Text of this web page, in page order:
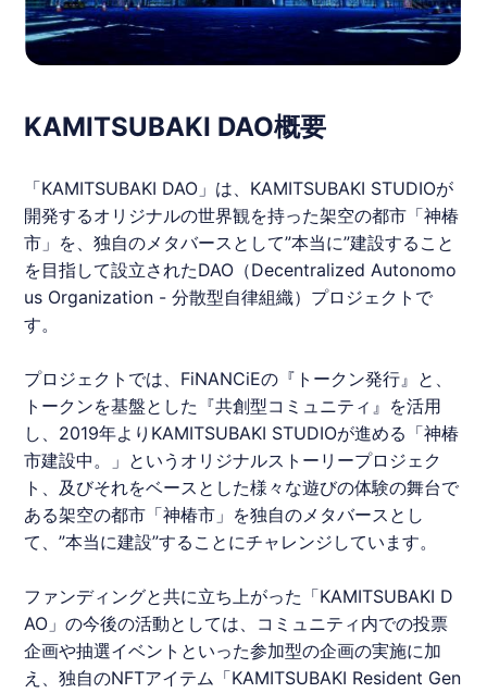
KAMITSUBAKI DAO概要
「KAMITSUBAKI DAO」は、 KAMITSUBAKI STUDIOが
開発するオリジナルの世界観を持った架空の都市「神椿
市」を、独自のメタバースとして”本当に”建設すること
を目指して設立されたDAO（Decentralized Autonomo
us Organization - 分散型自律組織）プロジェクトで
す。
プロジェクトでは、FiNANCiEの『トークン発行』と、
トークンを基盤とした『共創型コミュニティ』を活用
し、2019年より KAMITSUBAKI STUDIOが進める「神椿
市建設中。」というオリジナルストーリープロジェク
ト、及びそれをベースとした様々な遊びの体験の舞台で
ある架空の都市「神椿市」を独自のメタバースとし
て、”本当に建設”することにチャレンジしています。
ファンディングと共に立ち上がった「KAMITSUBAKI D
AO」の今後の活動としては、コミュニティ内での投票
企画や抽選イベントといった参加型の企画の実施に加
え、独自のNFTアイテム「KAMITSUBAKI Resident Gen